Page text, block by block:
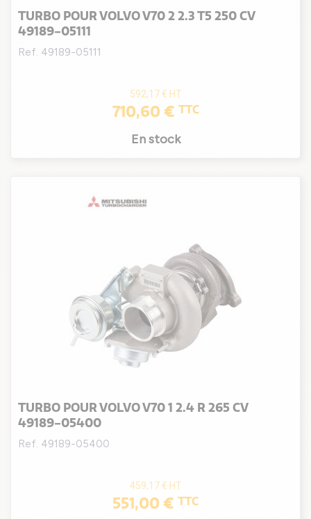
TURBO POUR VOLVO V70 2 2.3 T5 250 CV
49189-05111
Ref. 49189-05111
592,17 € HT
710,60 € TTC
En stock
TURBO POUR VOLVO V70 1 2.4 R 265 CV
49189-05400
Ref. 49189-05400
459,17 € HT
551,00 € TTC